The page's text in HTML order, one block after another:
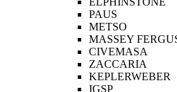
PAUS
METSO
MASSEY
CIVEMASA
ZACCARIA
KEPLERWEBER
IGSP